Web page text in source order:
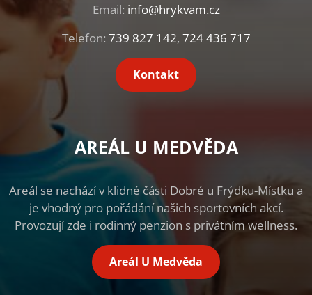
Email: info@hrykvam.cz
Telefon: 739 827 142, 724 436 717
Kontakt
AREÁL U MEDVĚDA
Areál se nachází v klidné části Dobré u Frýdku-Místku a
je vhodný pro pořádání našich sportovních akcí.
Provozují zde i rodinný penzion s privátním wellness.
Areál U Medvěda